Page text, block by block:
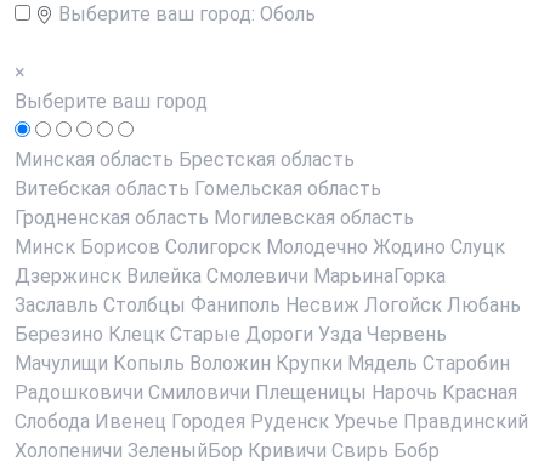
Выберите ваш город: Оболь
×
Выберите ваш город
Минская область Брестская область
Витебская область Гомельская область
Гродненская область Могилевская область
Минск Борисов Солигорск Молодечно Жодино Слуцк
Дзержинск Вилейка Смолевичи МарьинаГорка
Заславль Столбцы Фаниполь Несвиж Логойск Любань
Березино Клецк Старые Дороги Узда Червень
Мачулищи Копыль Воложин Крупки Мядель Старобин
Радошковичи Смиловичи Плещеницы Нарочь Красная
Слобода Ивенец Городея Руденск Уречье Правдинский
Холопеничи ЗеленыйБор Кривичи Свирь Бобр